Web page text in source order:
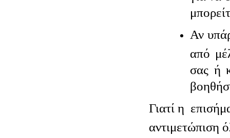
Αν
από
σας ή
Γιατί η
αντιμετώπιση